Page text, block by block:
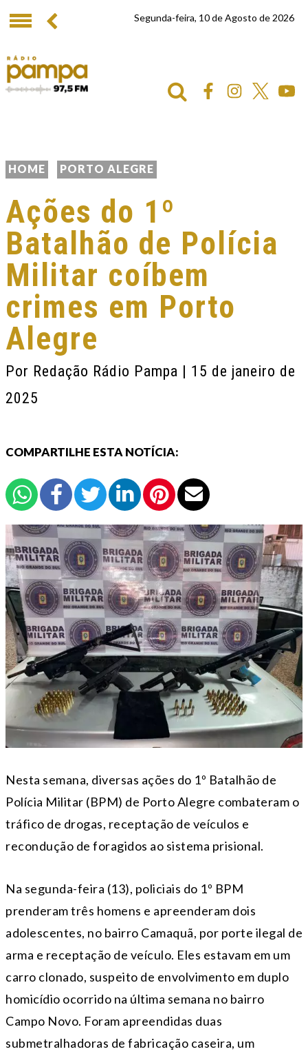
Segunda-feira, 10 de Agosto de 2026
HOME PORTO ALEGRE
Ações do 1º
Batalhão de Polícia
Militar coíbem
crimes em Porto
Alegre
Por Redação Rádio Pampa | 15 de janeiro de
2025
COMPARTILHE ESTA NOTÍCIA:
Nesta semana, diversas ações do 1º Batalhão de
Polícia Militar (BPM) de Porto Alegre combateram o
tráfico de drogas, receptação de veículos e
recondução de foragidos ao sistema prisional.
Na segunda-feira (13), policiais do 1º BPM
prenderam três homens e apreenderam dois
adolescentes, no bairro Camaquã, por porte ilegal de
arma e receptação de veículo. Eles estavam em um
carro clonado, suspeito de envolvimento em duplo
homicídio ocorrido na última semana no bairro
Campo Novo. Foram apreendidas duas
submetralhadoras de fabricação caseira, um